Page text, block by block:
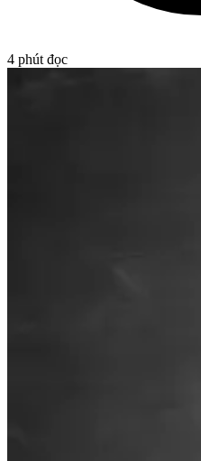
4 phút đọc